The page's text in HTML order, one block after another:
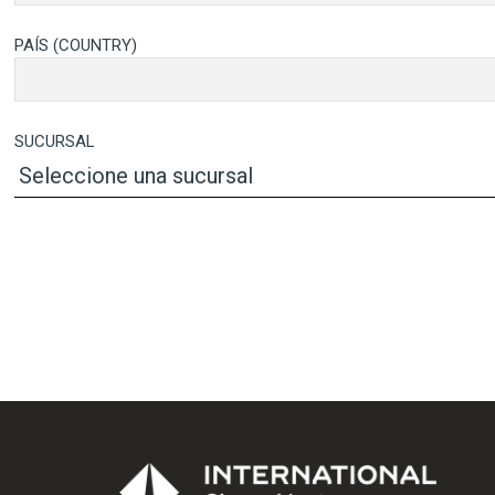
PAÍS (COUNTRY)
SUCURSAL